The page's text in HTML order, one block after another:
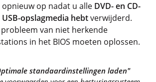
opnieuw op nadat u alle DVD- en CD-
opslagmedia hebtverwijderd.
van niet herkende
in het BIOS moeten oplossen.
standaardinstellingen laden"